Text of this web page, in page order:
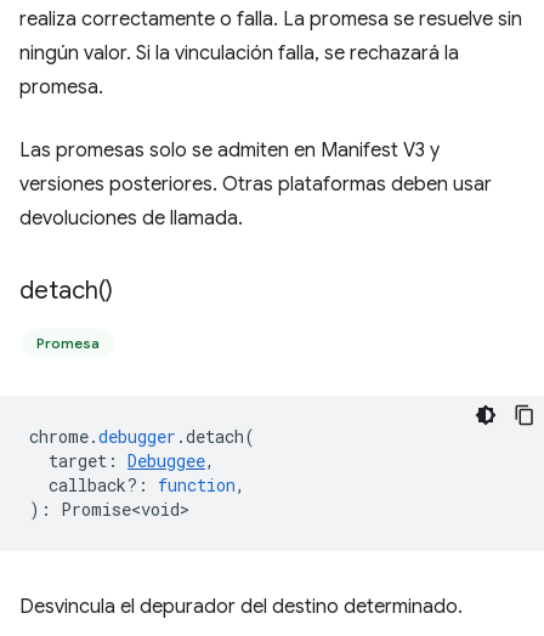
realiza correctamente o falla. La promesa se resuelve sin
ningún valor. Si la vinculación falla, se rechazará la
promesa.
Las promesas solo se admiten en Manifest V3 y
versiones posteriores. Otras plataformas deben usar
devoluciones de llamada.
detach()
Promesa
chrome.debugger .detach(
target : Debuggee,
callback? : function,
) : Promise<void>
Desvincula el depurador del destino determinado.